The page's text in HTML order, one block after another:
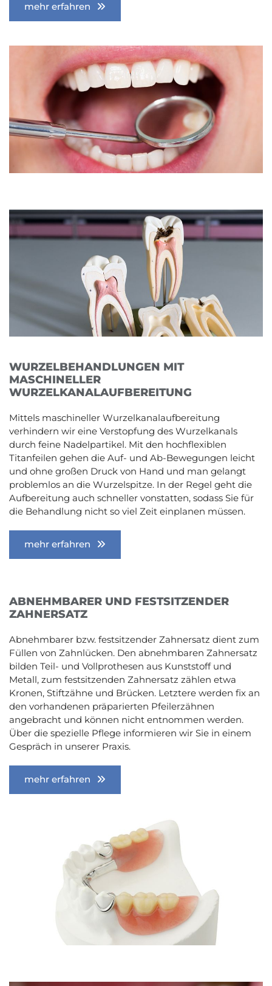
mehr erfahren
WURZELBEHANDLUNGEN MIT
MASCHINELLER
WURZELKANALAUFBEREITUNG
Mittels maschineller Wurzelkanalaufbereitung
verhindern wir eine Verstopfung des Wurzelkanals
durch feine Nadelpartikel. Mit den hochflexiblen
Titanfeilen gehen die Auf- und Ab-Bewegungen leicht
und ohne großen Druck von Hand und man gelangt
problemlos an die Wurzelspitze. In der Regel geht die
Aufbereitung auch schneller vonstatten, sodass Sie für
die Behandlung nicht so viel Zeit einplanen müssen.
mehr erfahren
ABNEHMBARER UND FESTSITZENDER
ZAHNERSATZ
Abnehmbarer bzw. festsitzender Zahnersatz dient zum
Füllen von Zahnlücken. Den abnehmbaren Zahnersatz
bilden Teil- und Vollprothesen aus Kunststoff und
Metall, zum festsitzenden Zahnersatz zählen etwa
Kronen, Stiftzähne und Brücken. Letztere werden fix an
den vorhandenen präparierten Pfeilerzähnen
angebracht und können nicht entnommen werden.
Über die spezielle Pflege informieren wir Sie in einem
Gespräch in unserer Praxis.
mehr erfahren